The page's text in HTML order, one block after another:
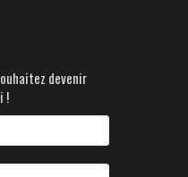
devenir
!